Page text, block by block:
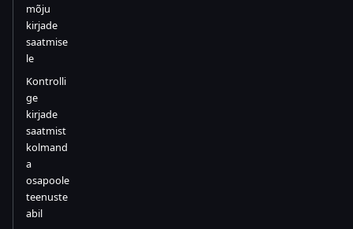
mõju
kirjade
saatmise
le
Kontrolli
ge
kirjade
saatmist
kolmand
a
osapoole
teenuste
abil